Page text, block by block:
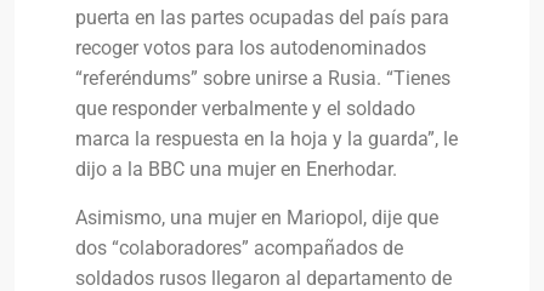
puerta en las partes ocupadas del país para
recoger votos para los autodenominados
“referéndums” sobre unirse a Rusia. “Tienes
que responder verbalmente y el soldado
marca la respuesta en la hoja y la guarda”, le
dijo a la BBC una mujer en Enerhodar.
Asimismo, una mujer en Mariopol, dije que
dos “colaboradores” acompañados de
soldados rusos llegaron al departamento de